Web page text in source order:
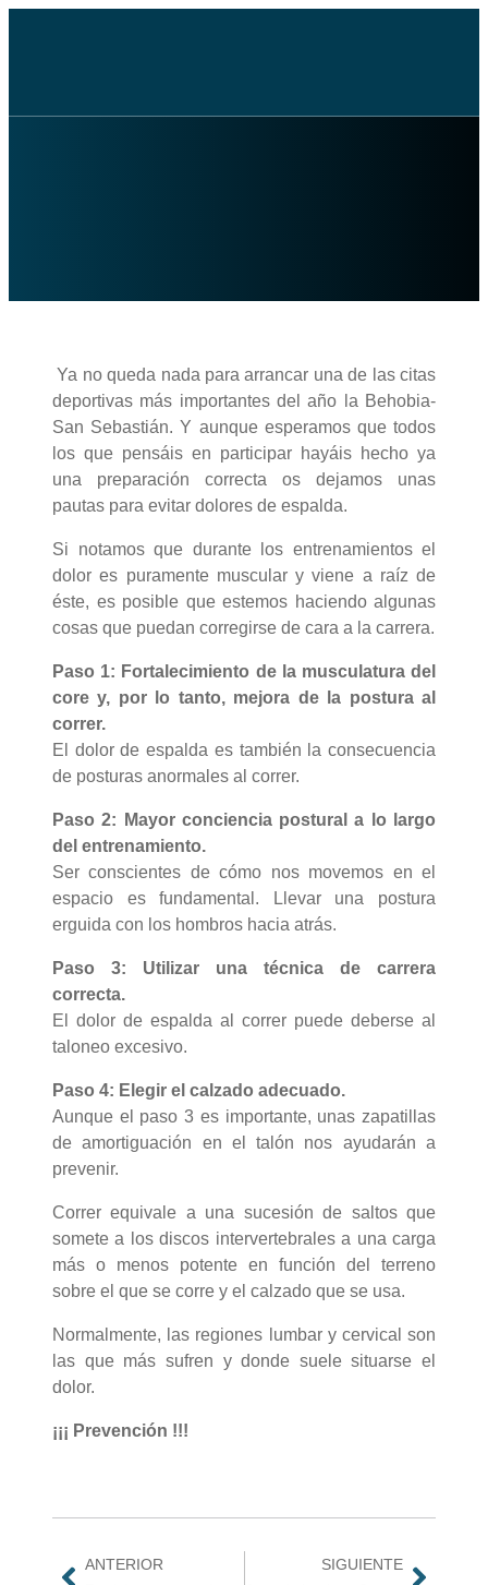
Ya no queda nada para arrancar una de las citas
deportivas más importantes del año la Behobia-
San Sebastián. Y aunque esperamos que todos
los que pensáis en participar hayáis hecho ya
una preparación correcta os dejamos unas
pautas para evitar dolores de espalda.
Si notamos que durante los entrenamientos el
dolor es puramente muscular y viene a raíz de
éste, es posible que estemos haciendo algunas
cosas que puedan corregirse de cara a la carrera.
Paso 1: Fortalecimiento de la musculatura del
core y, por lo tanto, mejora de la postura al
correr.
El dolor de espalda es también la consecuencia
de posturas anormales al correr.
Paso 2: Mayor conciencia postural a lo largo
del entrenamiento.
Ser conscientes de cómo nos movemos en el
espacio es fundamental. Llevar una postura
erguida con los hombros hacia atrás.
Paso 3: Utilizar una técnica de carrera
correcta.
El dolor de espalda al correr puede deberse al
taloneo excesivo.
Paso 4: Elegir el calzado adecuado.
Aunque el paso 3 es importante, unas zapatillas
de amortiguación en el talón nos ayudarán a
prevenir.
Correr equivale a una sucesión de saltos que
somete a los discos intervertebrales a una carga
más o menos potente en función del terreno
sobre el que se corre y el calzado que se usa.
Normalmente, las regiones lumbar y cervical son
las que más sufren y donde suele situarse el
dolor.
¡¡¡ Prevención !!!
ANTERIOR
SIGUIENTE